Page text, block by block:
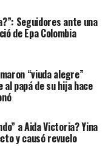
hacia una
2004)
Seguidores ante una
de Epa Colombia
“viuda alegre”
papá de su hija hace
a Aida Victoria? Yina
y causó revuelo